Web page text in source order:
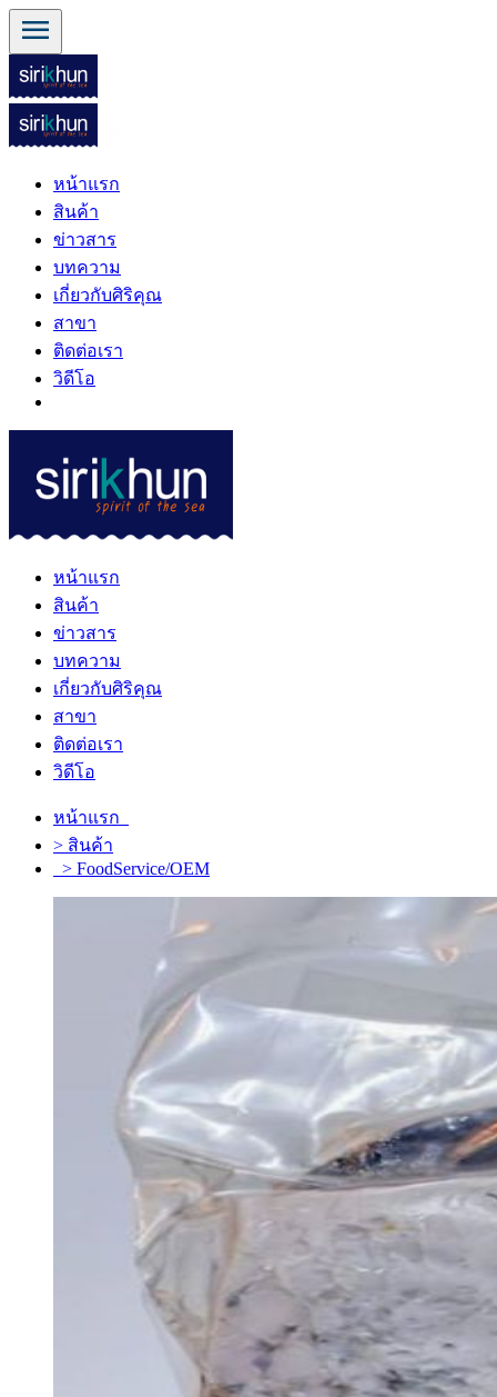
menu
หน้าแรก
สินค้า
ข่าวสาร
บทความ
เกี่ยวกับศิริคุณ
สาขา
ติดต่อเรา
วิดีโอ
หน้าแรก
สินค้า
ข่าวสาร
บทความ
เกี่ยวกับศิริคุณ
สาขา
ติดต่อเรา
วิดีโอ
หน้าแรก
> สินค้า
> FoodService/OEM